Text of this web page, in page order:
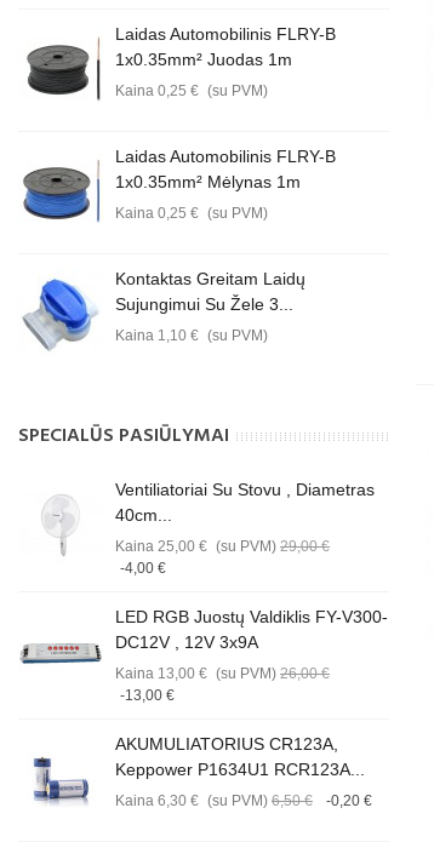
Laidas Automobilinis FLRY-B
1x0.35mm² Juodas 1m
Kaina 0,25 € (su PVM)
Laidas Automobilinis FLRY-B
1x0.35mm² Mėlynas 1m
Kaina 0,25 € (su PVM)
Kontaktas Greitam Laidų
Sujungimui Su Žele 3...
Kaina 1,10 € (su PVM)
SPECIALŪS PASIŪLYMAI
Ventiliatoriai Su Stovu , Diametras
40cm...
Kaina 25,00 € (su PVM) 29,00 €
-4,00 €
LED RGB Juostų Valdiklis FY-V300-
DC12V , 12V 3x9A
Kaina 13,00 € (su PVM) 26,00 €
-13,00 €
AKUMULIATORIUS CR123A,
Keppower P1634U1 RCR123A...
Kaina 6,30 € (su PVM) 6,50 € -0,20 €